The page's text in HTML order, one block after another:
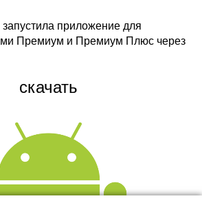
Готовые решения
приложение для
Премиум и Премиум Плюс через
скачать